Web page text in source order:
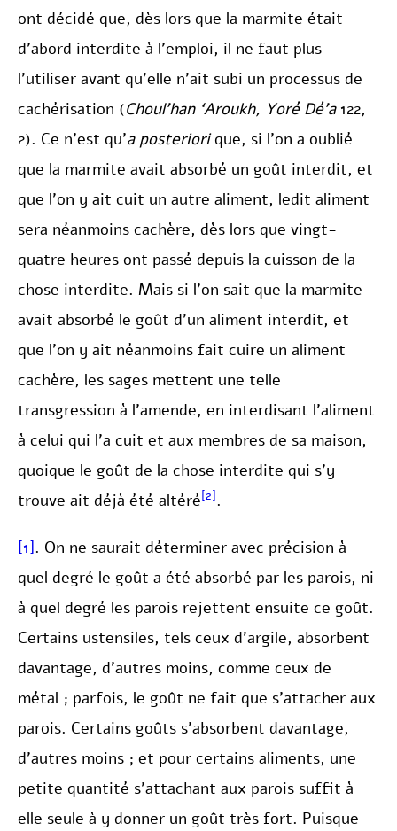
ont décidé que, dès lors que la marmite était
d’abord interdite à l’emploi, il ne faut plus
l’utiliser avant qu’elle n’ait subi un processus de
cachérisation (Choul’han ‘Aroukh, Yoré Dé’a122,
2). Ce n’est qu’a posteriorique, si l’on a oublié
que la marmite avait absorbé un goût interdit, et
que l’on y ait cuit un autre aliment, ledit aliment
sera néanmoins cachère, dès lors que vingt-
quatre heures ont passé depuis la cuisson de la
chose interdite. Mais si l’on sait que la marmite
avait absorbé le goût d’un aliment interdit, et
que l’on y ait néanmoins fait cuire un aliment
cachère, les sages mettent une telle
transgression à l’amende, en interdisant l’aliment
à celui qui l’a cuit et aux membres de sa maison,
quoique le goût de la chose interdite qui s’y
trouve ait déjà été altéré[2] .
[1]. On ne saurait déterminer avec précision à
quel degré le goût a été absorbé par les parois, ni
à quel degré les parois rejettent ensuite ce goût.
Certains ustensiles, tels ceux d’argile, absorbent
davantage, d’autres moins, comme ceux de
métal ; parfois, le goût ne fait que s’attacher aux
parois. Certains goûts s’absorbent davantage,
d’autres moins ; et pour certains aliments, une
petite quantité s’attachant aux parois suffit à
elle seule à y donner un goût très fort. Puisque